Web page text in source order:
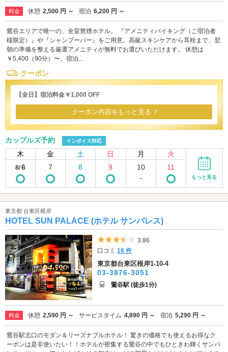
料金 休憩 2,500 円 ～ 宿泊 6,200 円 ～
鶯谷エリアで唯一の、全室禁煙ホテル。 『アメニティバイキング（ご宿泊者
様限定）』や『シャンプーバー』をご用意。高級スキンケアから耳栓まで、翌
朝の準備を整える厳選アメニティが無料でお選びいただけます。 休憩は
￥5,400（90分）〜、宿泊...
クーポン
【全日】宿泊料金￥1,000 OFF
クーポン内容をもっと見る
カップルズ予約 インボイス対応
木 金 土 日 月 火
8/6 7 8 9
10
-
11
もっと見る
東京都 台東区根岸
HOTEL SUN PALACE (ホテル サンパレス)
5つ星のうち3.5
3.86
口コミ16 件
東京都台東区根岸1-10-4
03-3876-3051
鶯谷駅 (徒歩1分)
料金 休憩 2,590 円 ～ サービスタイム 4,890 円 ～ 宿泊 5,290 円 ～
鶯谷駅北口のモダン＆リーズナブルホテル！ 驚きの価格でも使えるお得なク
ーポンは是非使いたい！！ホテルが密集する鶯谷の中でもひときわ輝くサンパ